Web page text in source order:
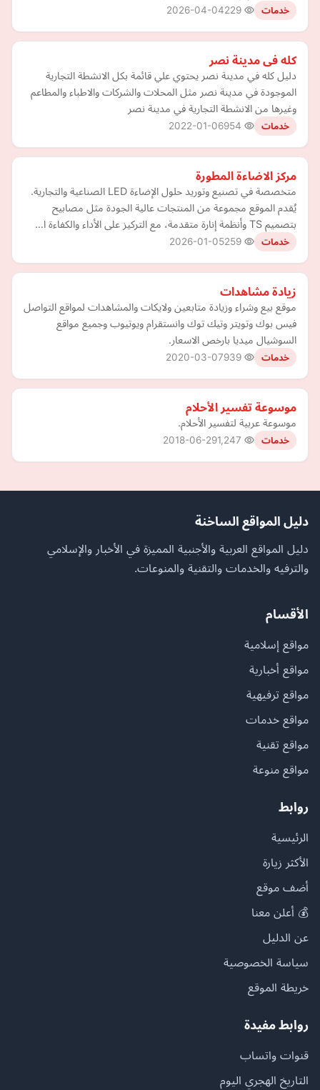
خدمات 2026-04-04
كله فى مدينة نصر
دليل كله في مدينة نصر يحتوي علي قائمة بكل الانشطة التجارية
الموجودة في مدينة نصر مثل المحلات والشركات والاطباء والمطاعم
وغيرها من الانشطة التجارية في مدينة نصر
خدمات 2022-01-06
مركز الاضاءة المطورة
متخصصة في تصنيع وتوريد حلول الإضاءة LED الصناعية والتجارية.
يُقدم الموقع مجموعة من المنتجات عالية الجودة مثل مصابيح
بتصميم TS وأنظمة إنارة متقدمة، مع التركيز على الأداء والكفاءة ا…
خدمات 2026-01-05
زيادة مشاهدات
موقع بيع وشراء وزيادة متابعين ولايكات والمشاهدات لمواقع التواصل
فيس بوك وتويتر وتيك توك وانستقرام ويوتيوب وجميع مواقع
السوشيال ميديا بارخص الاسعار.
خدمات 2020-03-07
موسوعة تفسير الأحلام
موسوعة عربية لتفسير الأحلام.
خدمات 2018-06-29
دليل المواقع الساخنة
دليل المواقع العربية والأجنبية المميزة في الأخبار والإسلامي
والترفيه والخدمات والتقنية والمنوعات.
الأقسام
مواقع إسلامية
مواقع أخبارية
مواقع ترفيهية
مواقع خدمات
مواقع تقنية
مواقع منوعة
روابط
الرئيسية
الأكثر زيارة
أضف موقع
💰 أعلن معنا
عن الدليل
سياسة الخصوصية
خريطة الموقع
روابط مفيدة
قنوات واتساب
التاريخ الهجري اليوم